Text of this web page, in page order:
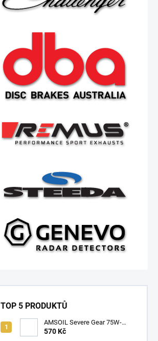
TOP 5 PRODUKTŮ
AMSOIL Severe Gear 75W-
140
570 Kč